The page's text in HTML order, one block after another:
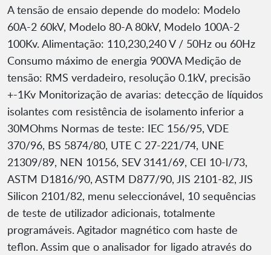
A tensão de ensaio depende do modelo: Modelo
60A-2 60kV, Modelo 80-A 80kV, Modelo 100A-2
100Kv. Alimentação: 110,230,240 V / 50Hz ou 60Hz
Consumo máximo de energia 900VA Medição de
tensão: RMS verdadeiro, resolução 0.1kV, precisão
+-1Kv Monitorização de avarias: detecção de líquidos
isolantes com resistência de isolamento inferior a
30MOhms Normas de teste: IEC 156/95, VDE
370/96, BS 5874/80, UTE C 27-221/74, UNE
21309/89, NEN 10156, SEV 3141/69, CEI 10-l/73,
ASTM D1816/90, ASTM D877/90, JIS 2101-82, JIS
Silicon 2101/82, menu seleccionável, 10 sequências
de teste de utilizador adicionais, totalmente
programáveis. Agitador magnético com haste de
teflon. Assim que o analisador for ligado através do